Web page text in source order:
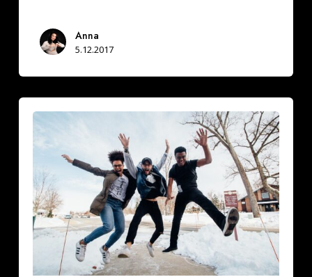
Anna
5.12.2017
hidastaa